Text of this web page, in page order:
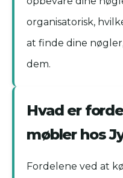
organisatorisk,
at finde dine
dem.
Hvad er
møbler hos
Fordelene ved at